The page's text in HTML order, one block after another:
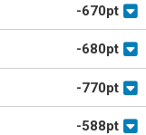
-670pt
-680pt
-770pt
-588pt